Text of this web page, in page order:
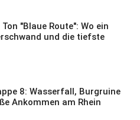
"Blaue Route": Wo ein
und die tiefste
8: Wasserfall, Burgruine
Ankommen am Rhein